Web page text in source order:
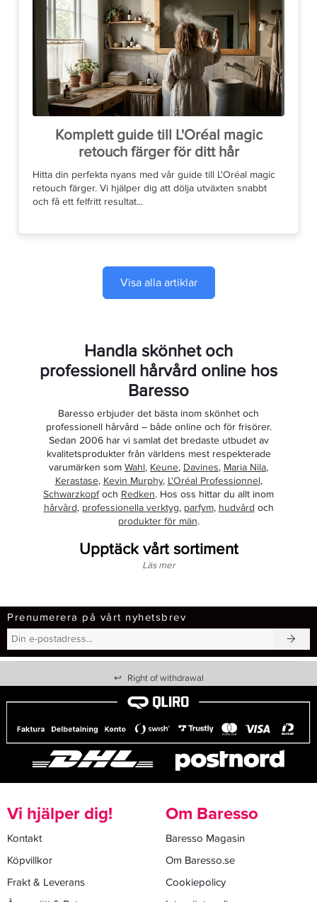
Komplett guide till L'Oréal magic
retouch färger för ditt hår
Hitta din perfekta nyans med vår guide till L'Oréal magic
retouch färger. Vi hjälper dig att dölja utväxten snabbt
och få ett felfritt resultat...
Visa alla artiklar
Handla skönhet och
professionell hårvård online hos
Baresso
Baresso erbjuder det bästa inom skönhet och
professionell hårvård – både online och för frisörer.
Sedan 2006 har vi samlat det bredaste utbudet av
kvalitetsprodukter från världens mest respekterade
varumärken som Wahl, Keune, Davines, Maria Nila,
Kerastase, Kevin Murphy, L'Oréal Professionnel,
Schwarzkopfoch Redken. Hos oss hittar du allt inom
hårvård, professionella verktyg, parfym, hudvård och
produkter för män.
Upptäck vårt sortiment
Läs mer
Prenumerera på vårt nyhetsbrev
↩ Right of withdrawal
Vi hjälper dig!
Kontakt
Köpvillkor
Frakt & Leverans
Om Baresso
Baresso Magasin
Om Baresso.se
Cookiepolicy